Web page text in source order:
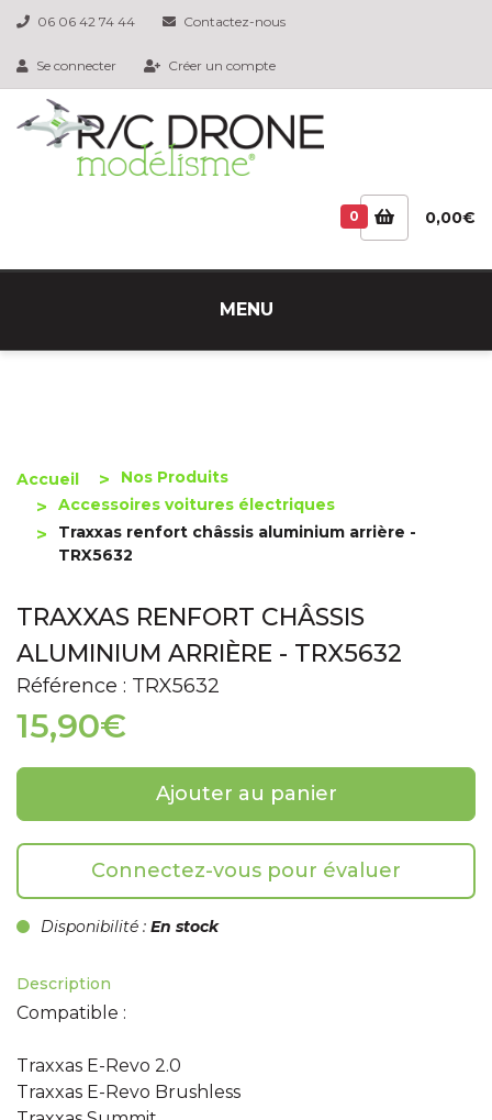
06 06 42 74 44 Contactez-nous
Se connecter Créer un compte
0 0,00€
MENU
Accueil
Nos Produits
Accessoires voitures électriques
Traxxas renfort châssis aluminium arrière -
TRX5632
TRAXXAS RENFORT CHÂSSIS
ALUMINIUM ARRIÈRE - TRX5632
Référence : TRX5632
15,90€
Ajouter au panier
Connectez-vous pour évaluer
Disponibilité : En stock
Description
Compatible :
Traxxas E-Revo 2.0
Traxxas E-Revo Brushless